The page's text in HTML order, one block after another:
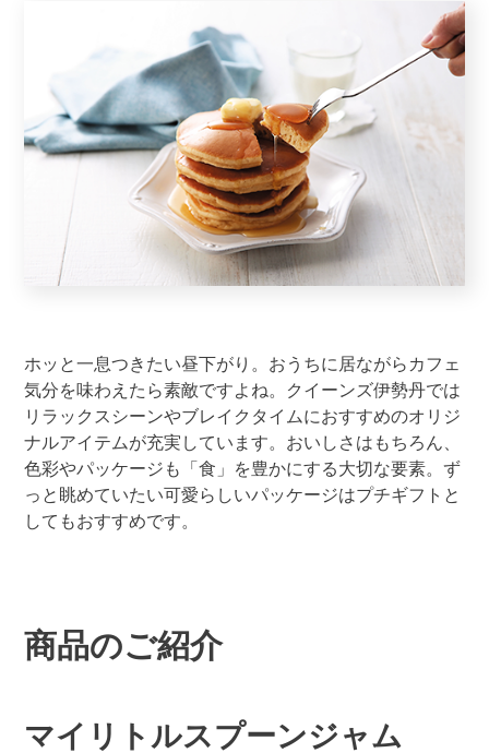
ホッと一息つきたい昼下がり。おうちに居ながらカフェ
気分を味わえたら素敵ですよね。クイーンズ伊勢丹では
リラックスシーンやブレイクタイムにおすすめのオリジ
ナルアイテムが充実しています。おいしさはもちろん、
色彩やパッケージも「食」を豊かにする大切な要素。ず
っと眺めていたい可愛らしいパッケージはプチギフトと
してもおすすめです。
商品のご紹介
マイリトルスプーンジャム